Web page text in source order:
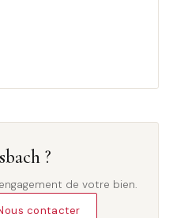
?
de votre bien.
contacter